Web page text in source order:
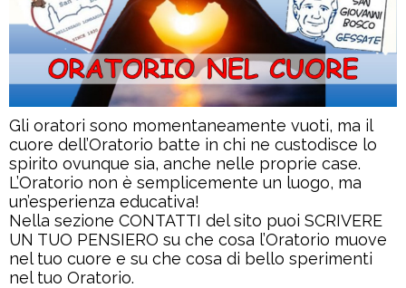
Gli oratori sono momentaneamente vuoti, ma il
cuore dell’Oratorio batte in chi ne custodisce lo
spirito ovunque sia, anche nelle proprie case.
L’Oratorio non è semplicemente un luogo, ma
un’esperienza educativa!
Nella sezione CONTATTI del sito puoi SCRIVERE
UN TUO PENSIERO su che cosa l’Oratorio muove
nel tuo cuore e su che cosa di bello sperimenti
nel tuo Oratorio.